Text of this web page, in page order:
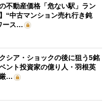
の不動産価格「危ない駅」ラン
“中古マンション売れ行き鈍
ース…
クシア・ショックの後に狙う5銘
ント投資家の億り人・羽根英
…